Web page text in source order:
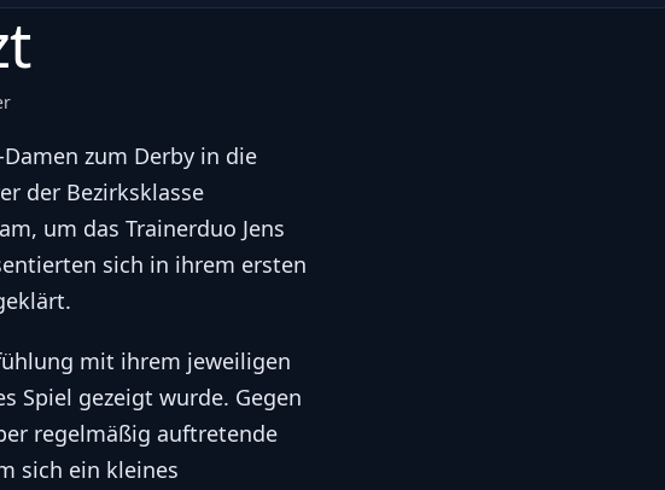
zum Derby in die
der Bezirksklasse
um das Trainerduo Jens
sich in ihrem ersten
mit ihrem jeweiligen
Spiel gezeigt wurde. Gegen
regelmäßig auftretende
sich ein kleines